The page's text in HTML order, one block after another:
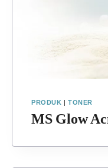
PRODUK |TONER
MS Glow